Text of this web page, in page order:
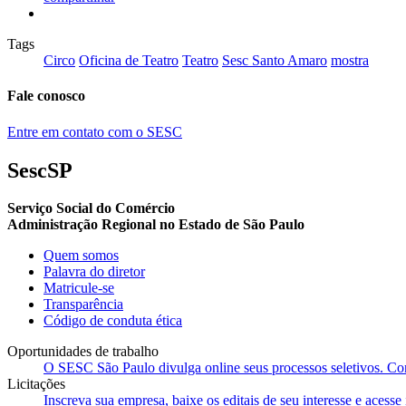
Tags
Circo Oficina de Teatro Teatro Sesc Santo Amaro mostra
Fale conosco
Entre em contato com o SESC
SescSP
Serviço Social do Comércio
Administração Regional no Estado de São Paulo
Quem somos
Palavra do diretor
Matricule-se
Transparência
Código de conduta ética
Oportunidades de trabalho
O SESC São Paulo divulga online seus processos seletivos.
Licitações
Inscreva sua empresa, baixe os editais de seu interesse e